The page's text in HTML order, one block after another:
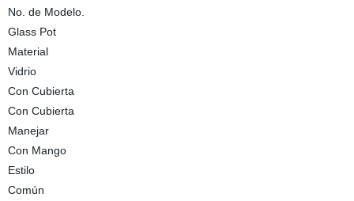
No. de Modelo.
Glass Pot
Material
Vidrio
Con Cubierta
Con Cubierta
Manejar
Con Mango
Estilo
Común